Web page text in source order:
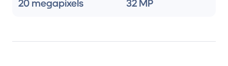
20 megapixels 32 MP